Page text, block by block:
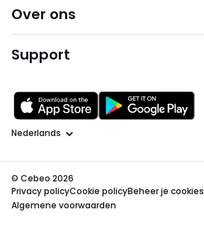
Over ons
Support
Taal
© Cebeo 2026
Privacy policyCookie policyBeheer je cookies
Algemene voorwaarden